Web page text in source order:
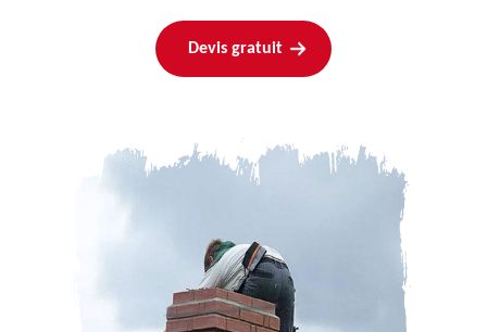
Devis gratuit